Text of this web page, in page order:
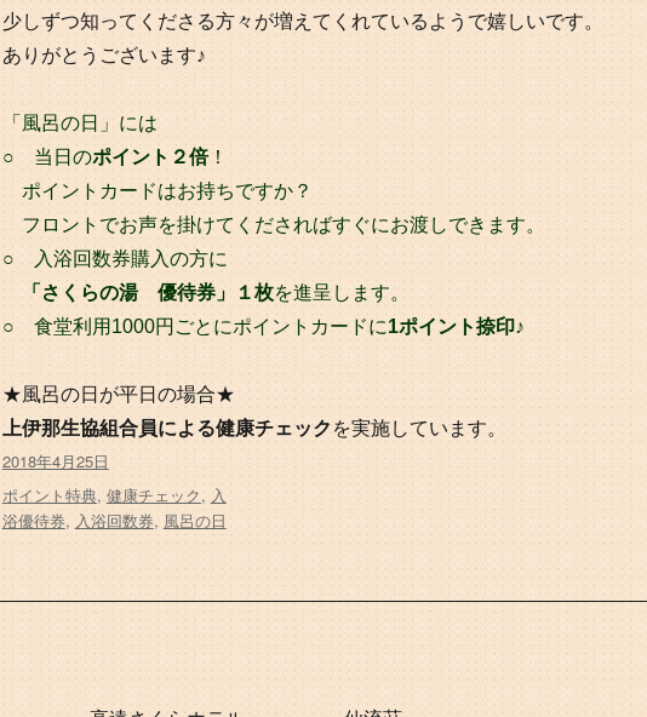
少しずつ知ってくださる方々が増えてくれているようで嬉しいです。
ありがとうございます♪
「風呂の日」には
○ 当日のポイント２倍！
ポイントカードはお持ちですか？
フロントでお声を掛けてくださればすぐにお渡しできます。
○ 入浴回数券購入の方に
「さくらの湯 優待券」１枚を進呈します。
○ 食堂利用1000円ごとにポイントカードに1ポイント捺印♪
★風呂の日が平日の場合★
上伊那生協組合員による健康チェック を実施しています。
投
稿
日:
2018年4月25日
タ
グ
ポイント特典, 健康チェック, 入
浴優待券, 入浴回数券, 風呂の日